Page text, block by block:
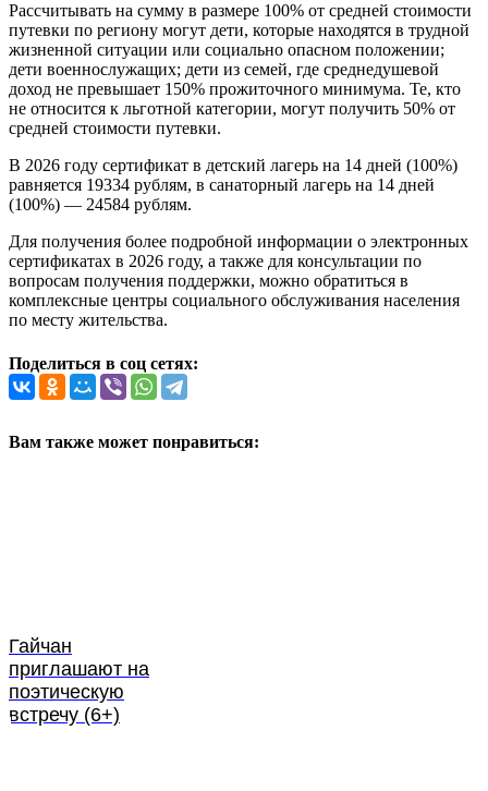
Рассчитывать на сумму в размере 100% от средней стоимости
путевки по региону могут дети, которые находятся в трудной
жизненной ситуации или социально опасном положении;
дети военнослужащих; дети из семей, где среднедушевой
доход не превышает 150% прожиточного минимума. Те, кто
не относится к льготной категории, могут получить 50% от
средней стоимости путевки.
В 2026 году сертификат в детский лагерь на 14 дней (100%)
равняется 19334 рублям, в санаторный лагерь на 14 дней
(100%) — 24584 рублям.
Для получения более подробной информации о электронных
сертификатах в 2026 году, а также для консультации по
вопросам получения поддержки, можно обратиться в
комплексные центры социального обслуживания населения
по месту жительства.
Поделиться в соц сетях:
Вам также может понравиться:
Гайчан
приглашают на
поэтическую
встречу (6+)